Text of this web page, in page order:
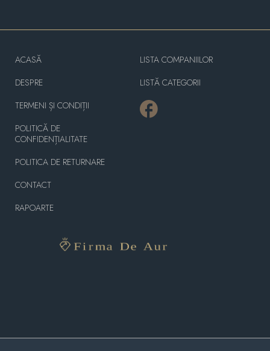
ACASĂ
DESPRE
TERMENI ȘI CONDIȚII
POLITICĂ DE
CONFIDENȚIALITATE
POLITICA DE RETURNARE
CONTACT
RAPOARTE
LISTA COMPANIILOR
LISTĂ CATEGORII